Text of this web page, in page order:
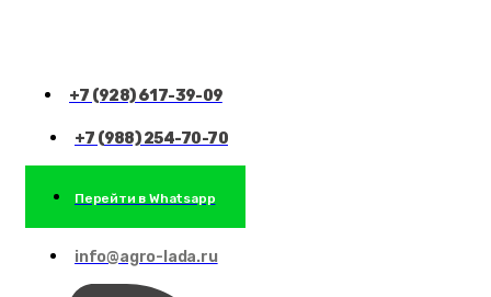
+7 (928) 617-39-09
+7 (988) 254-70-70
Перейти в Whatsapp
info@agro-lada.ru